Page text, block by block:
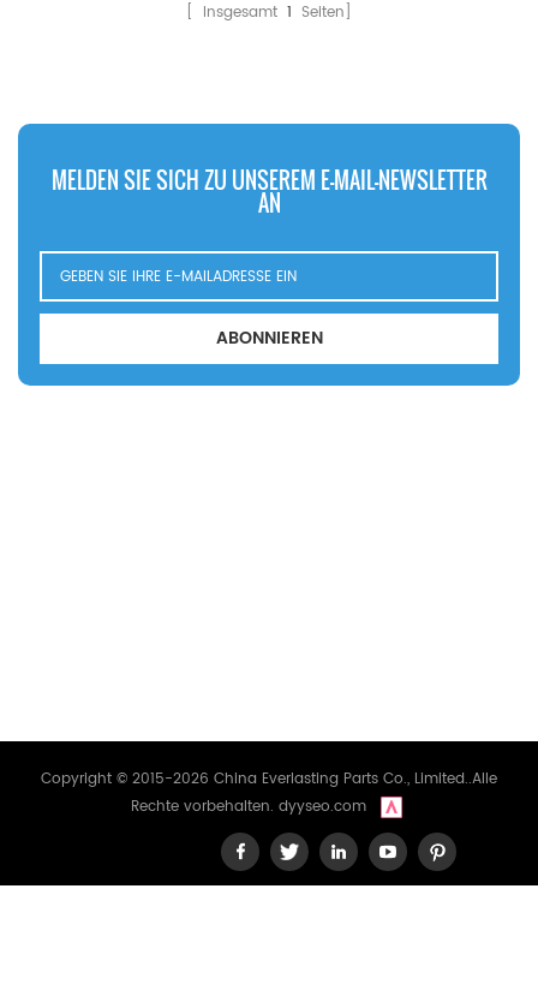
[ Insgesamt 1 Seiten]
MELDEN SIE SICH ZU UNSEREM E-MAIL-NEWSLETTER
AN
ABONNIEREN
Copyright © 2015-2026 China Everlasting Parts Co., Limited..Alle
Rechte vorbehalten. dyyseo.com